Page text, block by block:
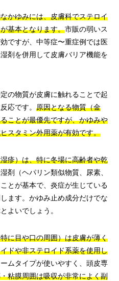
かゆみには、皮膚科でステロイ
基本となります。市販の弱いス
ですが、中等症〜重症例では医
剤を併用して皮膚バリア機能を
の物質が皮膚に触れることで起
応です。 原因となる物質（金
ことが最優先ですが、かゆみや
スタミン外用薬が有効です。
疹）は、特に冬場に高齢者や乾
剤（ヘパリン類似物質、尿素、
とが基本で、炎症が生じている
ます。かゆみ止め成分だけでな
よいでしょう。
に目や口の周囲）は皮膚が薄く
ドや非ステロイド系薬を使用し
ムタイプが使いやすく、頭皮専
粘膜周囲は吸収が非常によく副